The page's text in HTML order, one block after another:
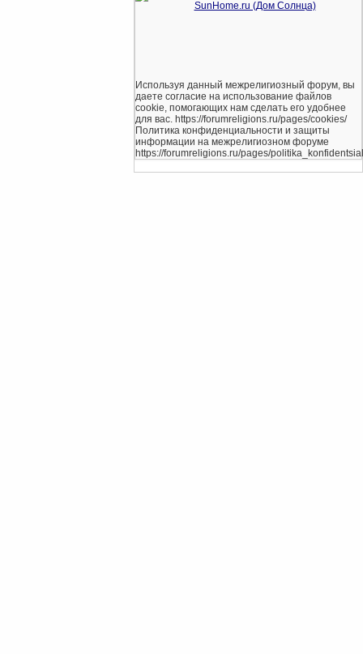
Используя данный межрелигиозный форум, вы
даете согласие на использование файлов
cookie, помогающих нам сделать его удобнее
для вас. https://forumreligions.ru/pages/cookies/
Политика конфиденциальности и защиты
информации на межрелигиозном форуме
https://forumreligions.ru/pages/